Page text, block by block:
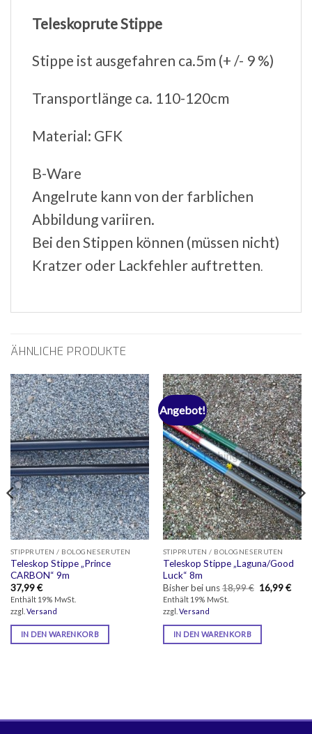
Teleskoprute Stippe
Stippe ist ausgefahren ca.5m (+ /- 9 %)
Transportlänge ca. 110-120cm
Material: GFK
B-Ware
Angelrute kann von der farblichen
Abbildung variiren.
Bei den Stippen können (müssen nicht)
Kratzer oder Lackfehler auftretten
ÄHNLICHE PRODUKTE
STIPPRUTEN / BOLOGNESERUTEN
Teleskop Stippe „Prince
CARBON“ 9m
37,99€
Enthält 19% MwSt.
zzgl. Versand
IN DEN WARENKORB
Angebot!
STIPPRUTEN / BOLOGNESERUTEN
Teleskop Stippe „Laguna/Good
Luck“ 8m
Bisher bei uns 18,99€
Preis
16,99€
Enthält 19% MwSt.
zzgl. Versand
IN DEN WARENKORB
€.